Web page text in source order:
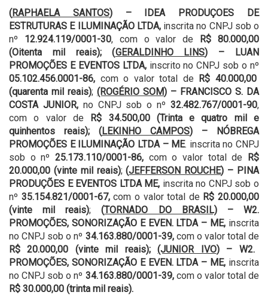
(RAPHAELA SANTOS) – IDEA PRODUÇOES DE
ESTRUTURAS E ILUMINAÇÃO LTDA,inscrita no CNPJ sob o
nº 12.924.119/0001-30, com o valor de R$ 80.000,00
(Oitenta mil reais); (GERALDINHO LINS) – LUAN
PROMOÇÕES E EVENTOS LTDA, inscrito no CNPJ sob o nº
05.102.456.0001-86, com o valor total de R$ 40.000,00
(quarenta mil reais); (ROGÉRIO SOM) – FRANCISCO S. DA
COSTA JUNIOR, no CNPJ sob o nº 32.482.767/0001-90,
com o valor de R$ 34.500,00 (Trinta e quatro mil e
quinhentos reais); (LEKINHO CAMPOS) – NÓBREGA
PROMOÇÕES E ILUMINAÇÃO LTDA – ME. inscrita no CNPJ
sob o nº 25.173.110/0001-86, com o valor total de R$
20.000,00 (vinte mil reais);(JEFFERSON ROUCHE) – PINA
PRODUÇÕES E EVENTOS LTDA ME, inscrita no CNPJ sob o
nº 35.154.821/0001-67,com o valor total de R$ 20.000,00
(vinte mil reais); (TORNADO DO BRASIL)– W2.
PROMOÇÕES, SONORIZAÇÃO E EVEN. LTDA – ME, inscrita
no CNPJ sob o nº 34.163.880/0001-39, com o valor total de
R$ 20.000,00 (vinte mil reais);(JUNIOR IVO) – W2.
PROMOÇÕES, SONORIZAÇÃO E EVEN. LTDA – ME, inscrita
no CNPJ sob o nº 34.163.880/0001-39,com o valor total de
R$ 30.000,00 (trinta mil reais).